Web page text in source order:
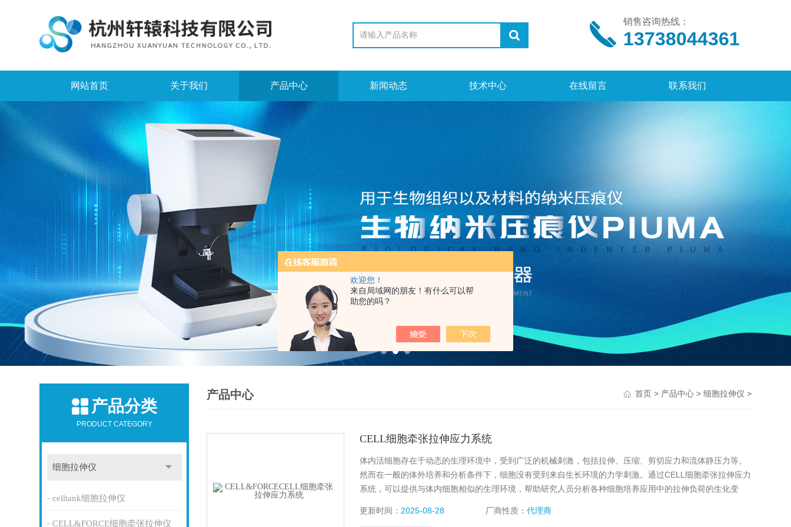
欢迎您！
来自局域网的朋友！有什么可以帮
助您的吗？
销售咨询热线：
13738044361
网站首页 关于我们 产品中心 新闻动态 技术中心 在线留言 联系我们
产品分类
PRODUCT CATEGORY
细胞拉伸仪
celltank细胞拉伸仪
CELL&FORCE细胞牵张拉伸仪
产品中心 首页> 产品中心> 细胞拉伸仪 >
CELL细胞牵张拉伸应力系统
体内活细胞存在于动态的生理环境中，受到广泛的机械刺激，包括拉伸、压缩、剪切应力和流体静压力等。
然而在一般的体外培养和分析条件下，细胞没有受到来自生长环境的力学刺激。通过CELL细胞牵张拉伸应力
系统，可以提供与体内细胞相似的生理环境，帮助研究人员分析各种细胞培养应用中的拉伸负荷的生化变
更新时间： 2025-08-28 厂商性质：代理商